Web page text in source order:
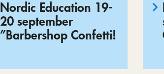
Nordic Education 19-
20 september
”Barbershop Confetti!